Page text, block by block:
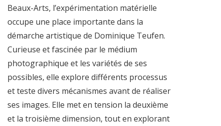
Beaux-Arts, l’expérimentation matérielle
occupe une place importante dans la
démarche artistique de Dominique Teufen.
Curieuse et fascinée par le médium
photographique et les variétés de ses
possibles, elle explore différents processus
et teste divers mécanismes avant de réaliser
ses images. Elle met en tension la deuxième
et la troisième dimension, tout en explorant